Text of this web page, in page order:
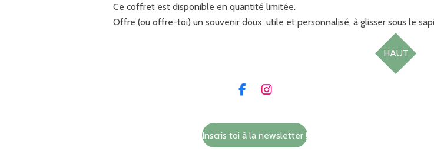
Ce coffret est disponible en quantité limitée.
Offre (ou offre-toi) un souvenir doux, utile et personnalisé, à glisser sous le
HAUT
F
b
o
I
a
g
Inscris toi à la newsletter !